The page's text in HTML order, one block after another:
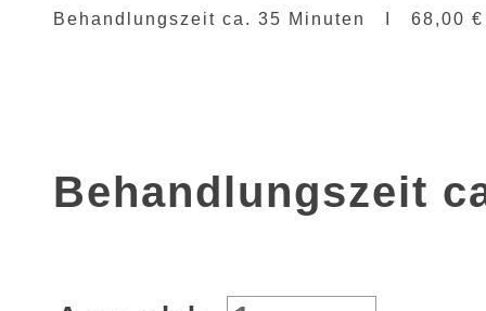
Behandlungszeit ca. 35 Minuten I 68,00 €
Behandlungszeit